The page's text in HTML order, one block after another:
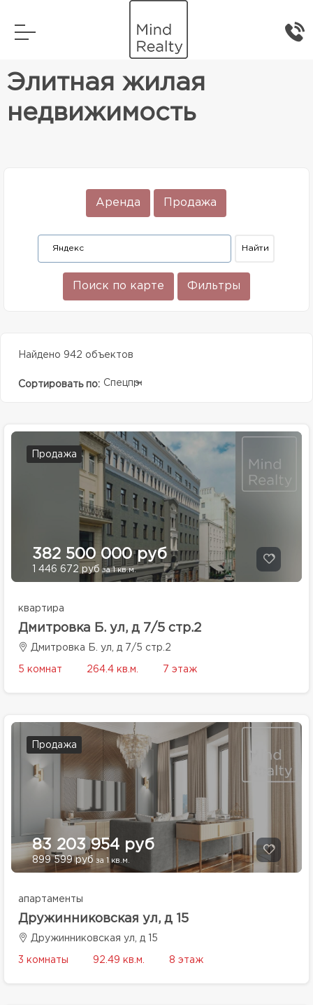
Элитная жилая недвижимость
Элитная жилая
недвижимость
Аренда Продажа
Поиск по карте Фильтры
Найдено 942 объектов
Сортировать по: Спецпредолжение
Продажа
382 500 000 руб
1 446 672 руб за 1 кв.м.
квартира
Дмитровка Б. ул, д 7/5 стр.2
Дмитровка Б. ул, д 7/5 стр.2
5 комнат 264.4 кв.м. 7 этаж
Продажа
83 203 954 руб
899 599 руб за 1 кв.м.
апартаменты
Дружинниковская ул, д 15
Дружинниковская ул, д 15
3 комнаты 92.49 кв.м. 8 этаж